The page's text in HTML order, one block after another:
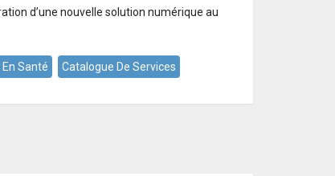
d’une nouvelle solution numérique au
Santé Catalogue De Services